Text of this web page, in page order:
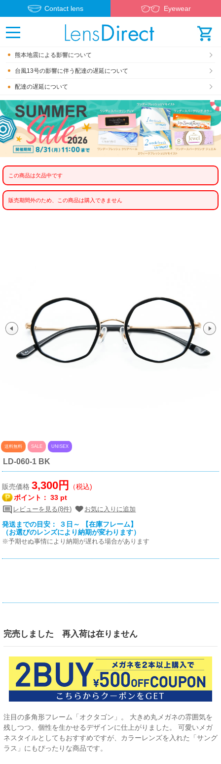
Contact lens Eyewear
熊本地震による影響について
台風13号の影響に伴う配達の遅延について
配達の遅延について
この商品は欠品中です
販売期間外のため、この商品は購入できません
送料無料 SALE UNISEX
LD-060-1 BK
販売価格3,300円
（税込)
ポイント：33 pt
レビューを見る(8件) お気に入りに追加
発送までの目安： ３日～ 【在庫フレーム】
（お選びのレンズにより納期が変わります）
※予期せぬ事情により納期が遅れる場合があります
完売しました 再入荷は在りません
注目の多角形フレーム「オクタゴン」。 大きめ丸メガネの雰囲気を
残しつつ、個性を生かせるデザインに仕上がりました。 可愛いメガ
ネスタイルとしてもおすすめですが、カラーレンズを入れた「サング
ラス」にもぴったりな商品です。